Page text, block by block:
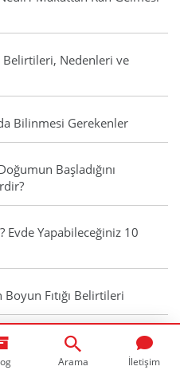
Belirtileri, Nedenleri ve
Bilinmesi Gerekenler
Başladığını
Evde Yapabileceğiniz 10
Fıtığı Belirtileri
Ferritin Yüksekliği
Arama İletişim